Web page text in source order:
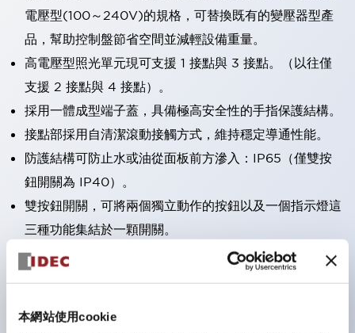
本網站使用cookie
電壓型(100～240V)的規格，可替換既有的變壓器型產
品，幫助控制盤節省空間並減輕設備重量。
高電壓型照光單元現可支援 1 接點與 3 接點。（以往僅
支援 2 接點與 4 接點）。
採用一體成型端子蓋，具備極高安全性的手指保護結構。
接點部採用自清潔滾動接觸方式，維持穩定導通性能。
防護結構可防止水或油從面板前方滲入：IP65（僅雙按
鈕開關為 IP40）。
雙按鈕開關，可將兩個獨立動作的按鈕以及一個指示燈這
三種功能集結於一顆開關。
完整支援全球各地需求的多種電壓規格。
顏色。